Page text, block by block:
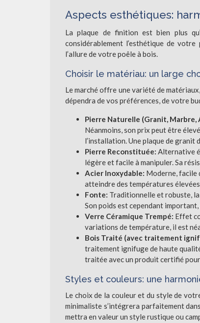
Aspects esthétiques:
La plaque de finition est bien plus
considérablement l’esthétique de
l’allure de votre poêle à bois.
Choisir le matériau: un large
Le marché offre une variété de
dépendra de vos préférences, de votre
Pierre Naturelle (Granit, Marbre,
Néanmoins, son prix peut être
l’installation. Une plaque de granit
Pierre Reconstituée: Alternative
légère et facile à manipuler. Sa
Acier Inoxydable: Moderne, facile
atteindre des températures
Fonte: Traditionnelle et robuste,
Son poids est cependant
Verre Céramique Trempé: Effet
variations de température, il est
Bois Traité (avec traitement
traitement ignifuge de haute
traitée avec un produit certifié
Styles et couleurs: une
Le choix de la couleur et du style de
minimaliste s’intégrera parfaitement
mettra en valeur un style rustique ou